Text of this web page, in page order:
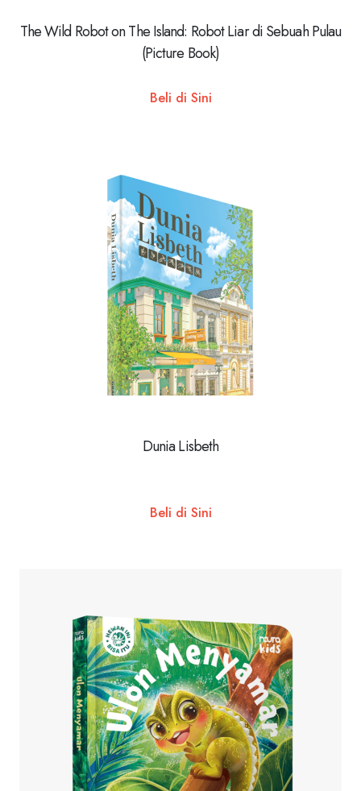
The Wild Robot on The Island: Robot Liar di Sebuah Pulau
(Picture Book)
Beli di Sini
Dunia Lisbeth
Beli di Sini